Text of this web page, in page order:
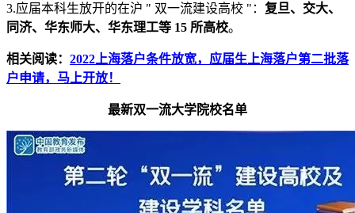
3.应届本科生放开的在沪 " 双一流建设高校 "： 复旦、交大、
同济、华东师大、华东理工等 15 所高校。
相关阅读： 2022上海落户条件放宽，应届生上海落户第二批落
户申请，马上开放！
最新双一流大学院校名单